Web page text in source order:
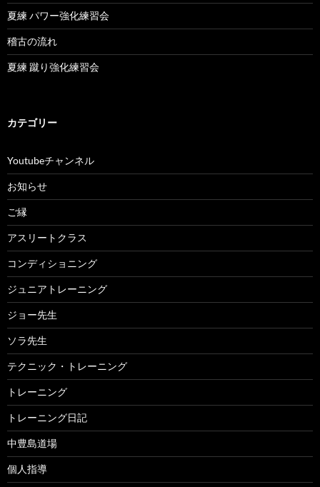
夏練 パワー強化練習会
稽古の流れ
夏練 蹴り強化練習会
カテゴリー
Youtubeチャンネル
お知らせ
ご縁
アスリートクラス
コンディショニング
ジュニアトレーニング
ジョー先生
ソラ先生
テクニック・トレーニング
トレーニング
トレーニング日記
中豊島道場
個人指導